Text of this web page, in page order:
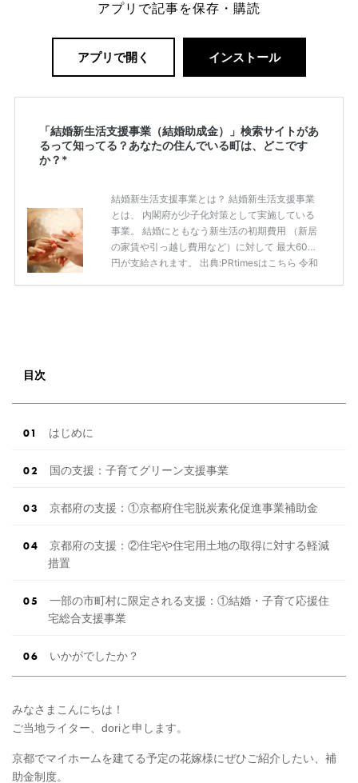
アプリで記事を保存・購読
アプリで開く インストール
「結婚新生活支援事業（結婚助成金）」検索サイトがあ
るって知ってる？あなたの住んでいる町は、どこです
か？*
結婚新生活支援事業とは？ 結婚新生活支援事業
とは、 内閣府が少子化対策として実施している
事業。 結婚にともなう新生活の初期費用 （新居
の家賃や引っ越し費用など）に対して 最大60万
円が支給されます。 出典:PRtimesはこちら 令和
徴１ エリアから都 […]続きを読む
目次
はじめに
国の支援：子育てグリーン支援事業
京都府の支援：①京都府住宅脱炭素化促進事業補助金
京都府の支援：②住宅や住宅用土地の取得に対する軽減
措置
一部の市町村に限定される支援：①結婚・子育て応援住
宅総合支援事業
いかがでしたか？
みなさまこんにちは！
ご当地ライター、doriと申します。
京都でマイホームを建てる予定の花嫁様にぜひご紹介したい、補
助金制度。